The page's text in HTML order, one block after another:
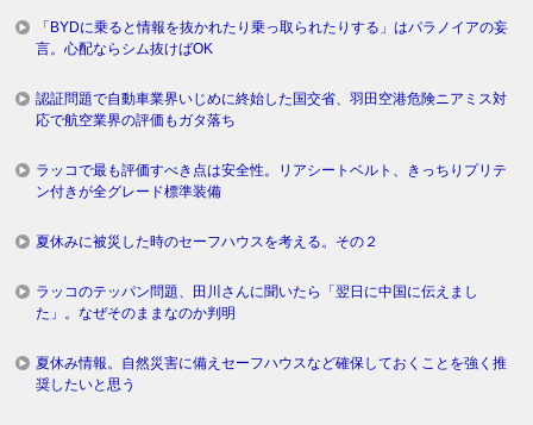
「BYDに乗ると情報を抜かれたり乗っ取られたりする」はパラノイアの妄
言。心配ならシム抜けばOK
認証問題で自動車業界いじめに終始した国交省、羽田空港危険ニアミス対
応で航空業界の評価もガタ落ち
ラッコで最も評価すべき点は安全性。リアシートベルト、きっちりプリテ
ン付きが全グレード標準装備
夏休みに被災した時のセーフハウスを考える。その２
ラッコのテッパン問題、田川さんに聞いたら「翌日に中国に伝えまし
た」。なぜそのままなのか判明
夏休み情報。自然災害に備えセーフハウスなど確保しておくことを強く推
奨したいと思う